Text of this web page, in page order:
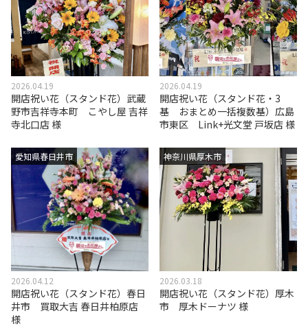
2026.04.19
開店祝い花（スタンド花）武蔵
野市吉祥寺本町 こやし屋 吉祥
寺北口店 様
2026.04.19
開店祝い花（スタンド花・3
基 おまとめ一括複数基）広島
市東区 Link+光文堂 戸坂店 様
愛知県春日井市
2026.04.12
開店祝い花（スタンド花）春日
井市 買取大吉 春日井柏原店
様
神奈川県厚木市
2026.03.18
開店祝い花（スタンド花）厚木
市 厚木ドーナツ 様